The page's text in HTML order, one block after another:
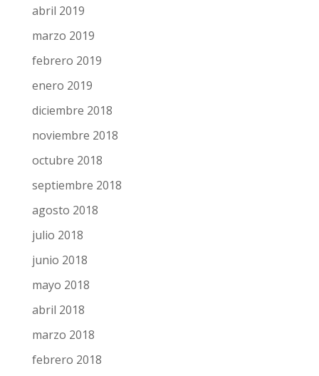
mayo 2019
abril 2019
marzo 2019
febrero 2019
enero 2019
diciembre 2018
noviembre 2018
octubre 2018
septiembre 2018
agosto 2018
julio 2018
junio 2018
mayo 2018
abril 2018
marzo 2018